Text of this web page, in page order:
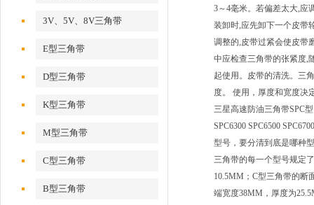
3V、5V、8V三角带
E型三角带
D型三角带
K型三角带
M型三角带
C型三角带
B型三角带
3～4毫米。若偏差太大,应
装卸时,应先卸下一个皮带
调整的,皮带过紧会使皮带
中应检查三角带的张紧度,
起使用。皮带的清洗。三
度。 使用，厚度和宽度决
三星高速防油三角带SPC型
SPC6300 SPC6500
型号，要分清到底是哪种
三角带的每一个型号规定
10.5MM；C型三角带的断
端宽度38MM，厚度为